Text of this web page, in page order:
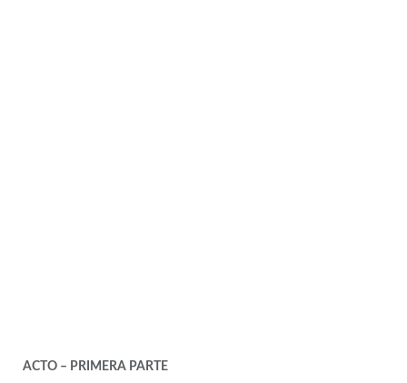
ACTO – PRIMERA PARTE